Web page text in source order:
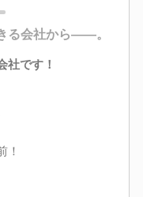
る会社から――。
社です！
！